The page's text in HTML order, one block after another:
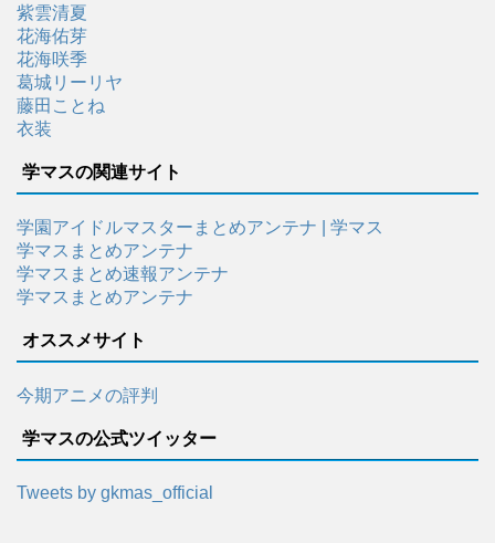
紫雲清夏
花海佑芽
花海咲季
葛城リーリヤ
藤田ことね
衣装
学マスの関連サイト
学園アイドルマスターまとめアンテナ | 学マス
学マスまとめアンテナ
学マスまとめ速報アンテナ
学マスまとめアンテナ
オススメサイト
今期アニメの評判
学マスの公式ツイッター
Tweets by gkmas_official